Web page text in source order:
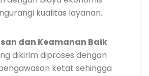
kualitas layanan.
dan Keamanan Baik
dikirim diproses dengan
ketat sehingga